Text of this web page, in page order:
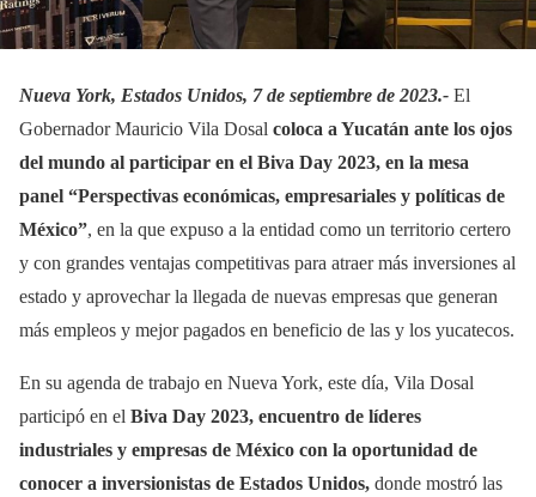
Nueva York, Estados Unidos, 7 de septiembre de 2023.- El
Gobernador Mauricio Vila Dosal coloca a Yucatán ante los ojos
del mundo al participar en el Biva Day 2023, en la mesa
panel “Perspectivas económicas, empresariales y políticas de
México”, en la que expuso a la entidad como un territorio certero
y con grandes ventajas competitivas para atraer más inversiones al
estado y aprovechar la llegada de nuevas empresas que generan
más empleos y mejor pagados en beneficio de las y los yucatecos.
En su agenda de trabajo en Nueva York, este día, Vila Dosal
participó en el Biva Day 2023, encuentro de líderes
industriales y empresas de México con la oportunidad de
conocer a inversionistas de Estados Unidos, donde mostró las